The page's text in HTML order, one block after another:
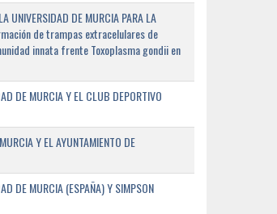
UNIVERSIDAD DE MURCIA PARA LA
de trampas extracelulares de
innata frente Toxoplasma gondii en
DE MURCIA Y EL CLUB DEPORTIVO
Y EL AYUNTAMIENTO DE
DE MURCIA (ESPAÑA) Y SIMPSON